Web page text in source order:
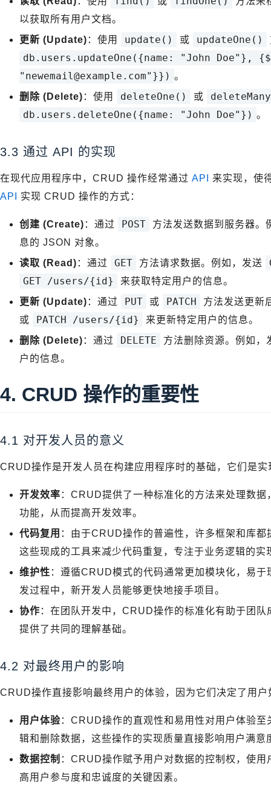
以获取所有用户文档。
更新 (Update) ：使用 update() 或 updateOne()
db.users.updateOne({name: "John Doe"},
"newemail@example.com"}}) 。
删除 (Delete) ：使用 deleteOne() 或
db.users.deleteOne({name: "John Doe"}) 。
3.3 通过 API 的实现
在现代应用程序中，CRUD 操作经常通过 API
来实现，使
API
实现 CRUD 操作的方式：
创建 (Create) ：通过 POST
方法发送数据到服务器。
息的 JSON 对象。
读取 (Read) ：通过 GET 方法请求数据。例如，发送
GET /users/{id}
来获取特定用户的信息。
更新 (Update) ：通过 PUT 或 PATCH
方法发送更新
或
PATCH /users/{id}
来更新特定用户的信息。
删除 (Delete) ：通过 DELETE
方法删除资源。例如，
户的信息。
4. CRUD 操作的重要性
4.1 对开发人员的意义
CRUD操作是开发人员在构建应用程序时的基础，它们是
开发效率 ：CRUD提供了一种标准化的方法来处理数
功能，从而提高开发效率。
代码复用 ：由于CRUD操作的普遍性，许多框架和库
这些现成的工具来减少代码重复，专注于业务逻辑的实
维护性 ：遵循CRUD模式的代码通常更加模块化，易
发过程中，新开发人员能够更快地接手项目。
协作 ：在团队开发中，CRUD操作的标准化有助于团
提供了共同的理解基础。
4.2 对最终用户的影响
CRUD操作直接影响最终用户的体验，因为它们决定了用
用户体验：CRUD操作的直观性和易用性对用户体验
辑和删除数据，这些操作的实现质量直接影响用户满意
数据控制 ：CRUD操作赋予用户对数据的控制权，使
高用户参与度和忠诚度的关键因素。